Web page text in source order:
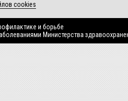
cookies
и борьбе
Министерства